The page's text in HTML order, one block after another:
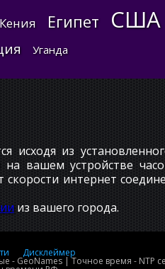
Кения Египет США
Уганда
из
на вашем устройстве
интернет
из вашего города.
Дисклеймер
- GeoNames | Точное время - NTP